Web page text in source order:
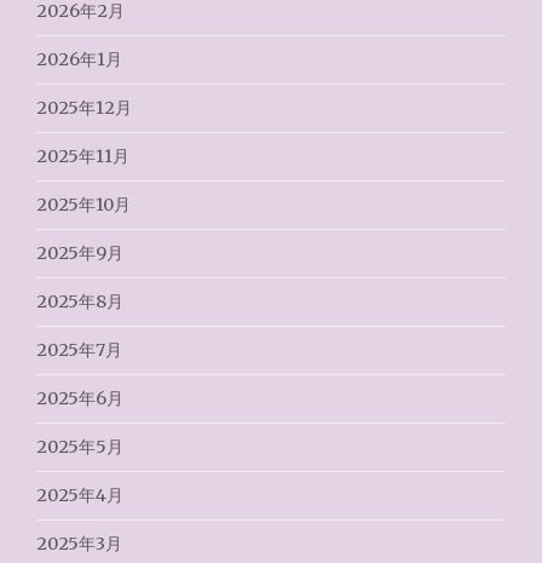
2026年2月
2026年1月
2025年12月
2025年11月
2025年10月
2025年9月
2025年8月
2025年7月
2025年6月
2025年5月
2025年4月
2025年3月